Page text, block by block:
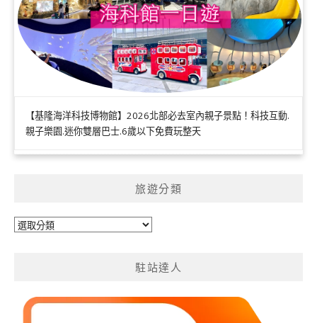
【基隆海洋科技博物館】2026北部必去室內親子景點！科技互動.
親子樂園.迷你雙層巴士.6歲以下免費玩整天
旅遊分類
旅
駐站達人